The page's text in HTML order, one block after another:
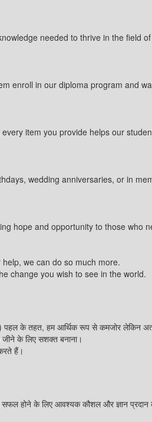
needed to thrive in the field
enroll in our diploma program and
item you provide helps our
wedding anniversaries, or in
hope and opportunity to those who
we can do so much more.
change you wish to see in the world.
पहल के तहत, हम आर्थिक रूप से कमजोर लेकिन
के लिए सशक्त बनाना।
हैं।
सफल होने के लिए आवश्यक कौशल और ज्ञान